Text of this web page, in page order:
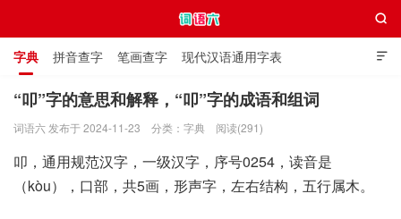

字典 拼音查字 笔画查字 现代汉语通用字表
通用规范汉字表 叠字大全 独体字大全 极简英语词典

“叩”字的意思和解释，“叩”字的成语和组词
词语六 发布于 2024-11-23 分类： 字典 阅读(291)
叩，通用规范汉字，一级汉字，序号0254，读音是
（kòu），口部，共5画，形声字，左右结构，五行属木。